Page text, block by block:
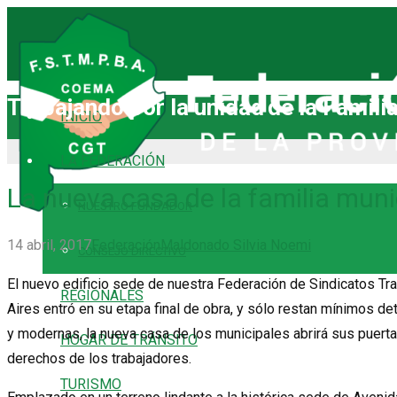
Trabajando por la unidadde la
INICIO
LA FEDERACIÓN
CONSEJO DIRECTIVO
REGIONALES
HOGAR DE TRÁNSITO
TURISMO
La nueva casa de la familia
14 abril, 2017
El nuevo edificio sede de nuestra Federación de Sindicatos
Aires entró en su etapa final de obra, y sólo restan mínimos
y modernas, la nueva casa de los municipales abrirá sus
derechos de los trabajadores.